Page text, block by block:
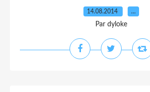
14.08.2014 …
Par dyloke